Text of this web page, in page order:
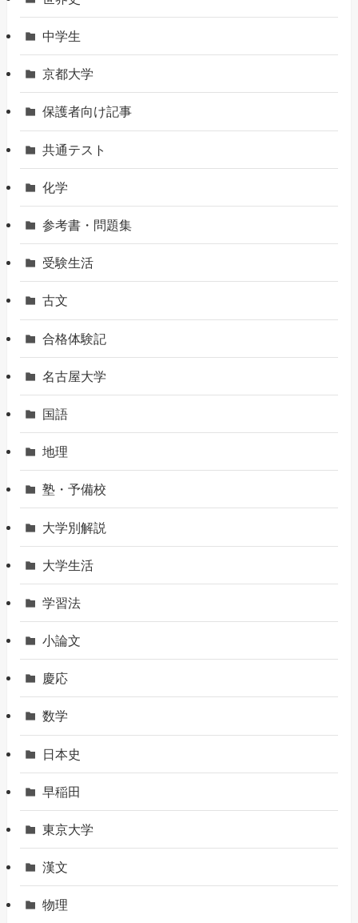
中学生
京都大学
保護者向け記事
共通テスト
化学
参考書・問題集
受験生活
古文
合格体験記
名古屋大学
国語
地理
塾・予備校
大学別解説
大学生活
学習法
小論文
慶応
数学
日本史
早稲田
東京大学
漢文
物理